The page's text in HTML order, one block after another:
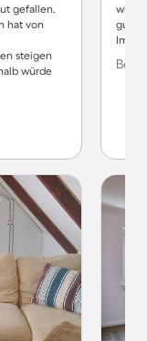
gefallen.
hat von
steigen
würde
gutes